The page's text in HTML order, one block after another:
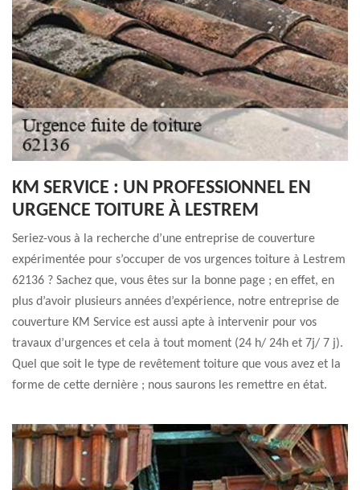
KM SERVICE : UN PROFESSIONNEL EN
URGENCE TOITURE À LESTREM
Seriez-vous à la recherche d’une entreprise de couverture
expérimentée pour s’occuper de vos urgences toiture à Lestrem
62136 ? Sachez que, vous êtes sur la bonne page ; en effet, en
plus d’avoir plusieurs années d’expérience, notre entreprise de
couverture KM Service est aussi apte à intervenir pour vos
travaux d’urgences et cela à tout moment (24 h/ 24h et 7j/ 7 j).
Quel que soit le type de revêtement toiture que vous avez et la
forme de cette dernière ; nous saurons les remettre en état.